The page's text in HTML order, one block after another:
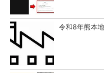
令和8年熊本